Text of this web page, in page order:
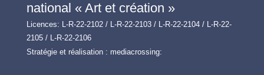
national « Art et création »
Licences: L-R-22-2102 / L-R-22-2103 / L-R-22-2104 / L-R-22-
2105 / L-R-22-2106
Stratégie et réalisation : mediacrossing: